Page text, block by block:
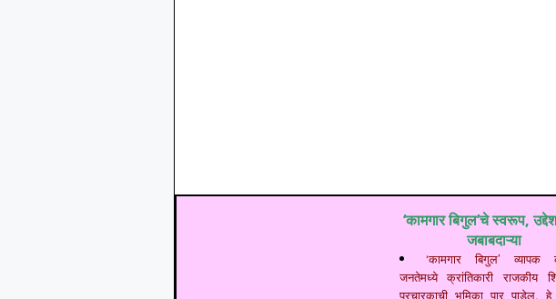
‘कामगार बिगुल’चे स्वरूप,
जबाबदाऱ्या
‘कामगार बिगुल’ व्यापक
जनतेमध्ये क्रांतिकारी राजकीय
प्रचारकाची भूमिका पार पाडेल. हे